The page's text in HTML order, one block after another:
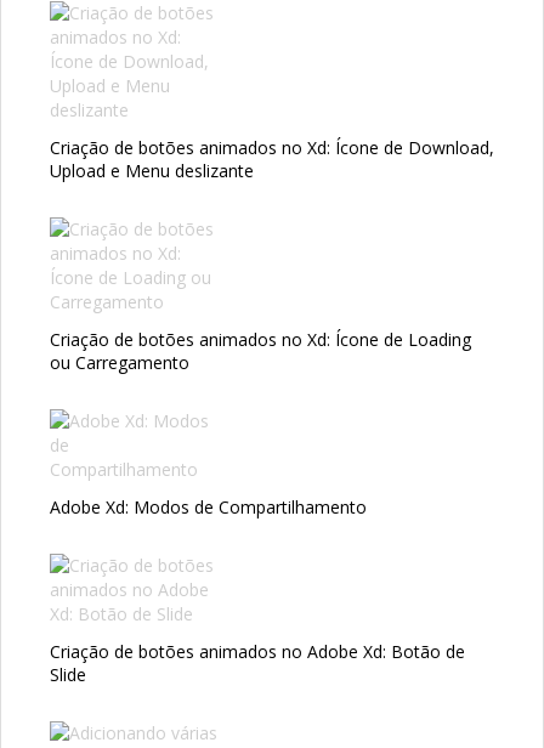
Criação de botões animados no Xd: Ícone de Download,
Upload e Menu deslizante
Criação de botões animados no Xd: Ícone de Loading
ou Carregamento
Adobe Xd: Modos de Compartilhamento
Criação de botões animados no Adobe Xd: Botão de
Slide